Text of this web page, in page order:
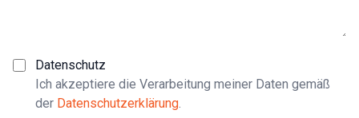
Datenschutz
Ich akzeptiere die Verarbeitung meiner Daten gemäß
der Datenschutzerklärung.